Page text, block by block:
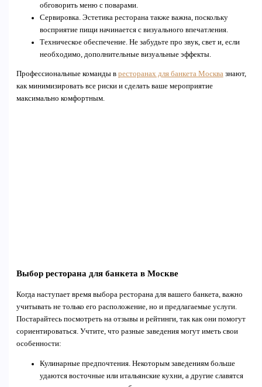
обговорить меню с поварами.
Сервировка. Эстетика ресторана также важна, поскольку
восприятие пищи начинается с визуального впечатления.
Техническое обеспечение. Не забудьте про звук, свет и, если
необходимо, дополнительные визуальные эффекты.
Профессиональные команды в ресторанах для банкета Москвазнают,
как минимизировать все риски и сделать ваше мероприятие
максимально комфортным.
Выбор ресторана для банкета в Москве
Когда наступает время выбора ресторана для вашего банкета, важно
учитывать не только его расположение, но и предлагаемые услуги.
Постарайтесь посмотреть на отзывы и рейтинги, так как они помогут
сориентироваться. Учтите, что разные заведения могут иметь свои
особенности:
Кулинарные предпочтения. Некоторым заведениям больше
удаются восточные или итальянские кухни, а другие славятся